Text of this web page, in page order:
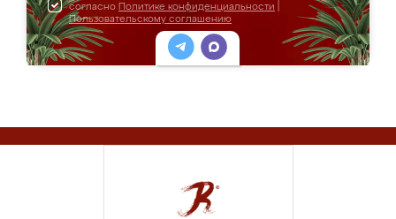
согласно Политике конфиденциальности
Пользовательскому соглашению